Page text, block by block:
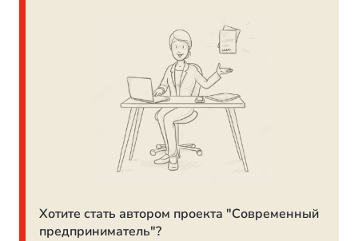
Хотите стать автором проекта "Современный
предприниматель"?